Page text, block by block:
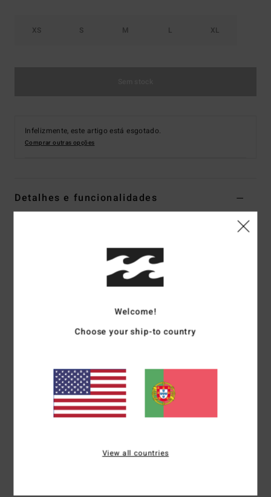
XS S M L XL
Infelizmente, este artigo está esgotado.
Comprar outras opções
Detalhes e funcionalidades
Código de Cor
Tecido canelado de algodão 1x1
Tingimento/Lavagem:Tingimento em peça com lavagem
Gola em barco
Mangas:Mangas curtas
Marca:Serigrafia com tinta de tato suave
Welcome!
Choose your ship-to country
View all countries